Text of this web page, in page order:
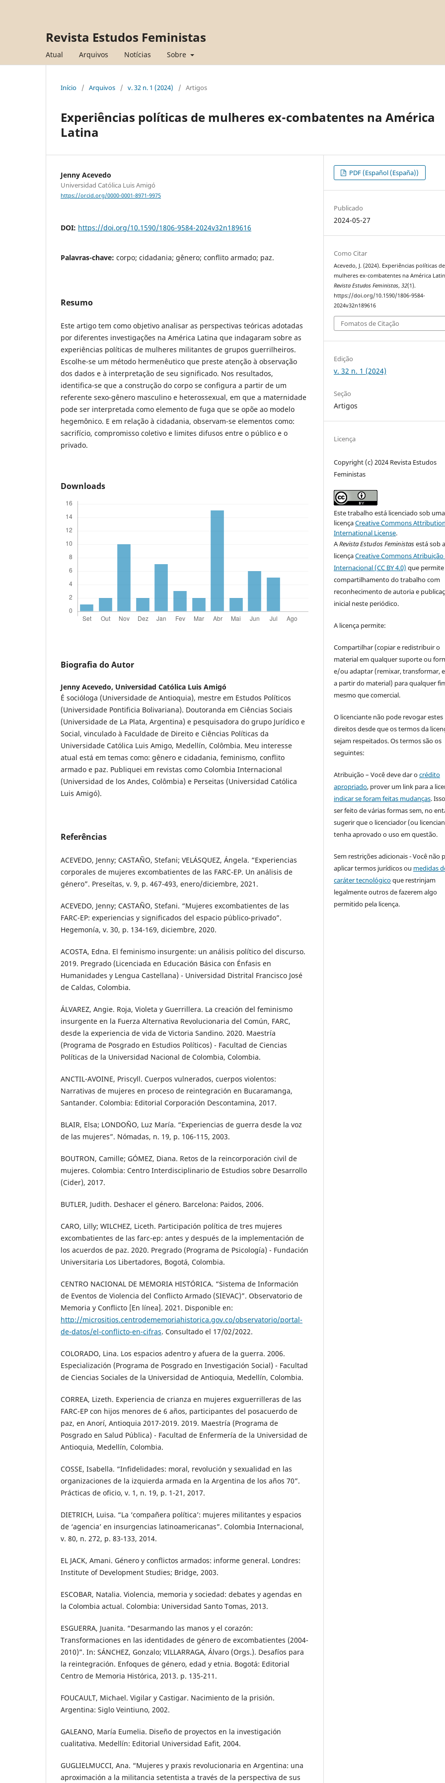
Revista Estudos Feministas
Atual Arquivos Notícias Sobre
Início / Arquivos / v. 32 n. 1 (2024) / Artigos
Experiências políticas de mulheres ex-combatentes na América
Latina
Jenny Acevedo
Universidad Católica Luis Amigó
https://orcid.org/0000-0001-8971-9975
DOI: https://doi.org/10.1590/1806-9584-2024v32n189616
Palavras-chave: corpo; cidadania; gênero; conflito armado; paz.
Resumo
Este artigo tem como objetivo analisar as perspectivas teóricas adotadas
por diferentes investigações na América Latina que indagaram sobre as
experiências políticas de mulheres militantes de grupos guerrilheiros.
Escolhe-se um método hermenêutico que preste atenção à observação
dos dados e à interpretação de seu significado. Nos resultados,
identifica-se que a construção do corpo se configura a partir de um
referente sexo-gênero masculino e heterossexual, em que a maternidade
pode ser interpretada como elemento de fuga que se opõe ao modelo
hegemônico. E em relação à cidadania, observam-se elementos como:
sacrifício, compromisso coletivo e limites difusos entre o público e o
privado.
Downloads
Biografia do Autor
Jenny Acevedo, Universidad Católica Luis Amigó
É socióloga (Universidade de Antioquia), mestre em Estudos Políticos
(Universidade Pontificia Bolivariana). Doutoranda em Ciências Sociais
(Universidade de La Plata, Argentina) e pesquisadora do grupo Jurídico e
Social, vinculado à Faculdade de Direito e Ciências Políticas da
Universidade Católica Luis Amigo, Medellín, Colômbia. Meu interesse
atual está em temas como: gênero e cidadania, feminismo, conflito
armado e paz. Publiquei em revistas como Colombia Internacional
(Universidad de los Andes, Colômbia) e Perseitas (Universidad Católica
Luis Amigó).
Referências
ACEVEDO, Jenny; CASTAÑO, Stefani; VELÁSQUEZ, Ángela. “Experiencias
corporales de mujeres excombatientes de las FARC-EP. Un análisis de
género”. Preseítas, v. 9, p. 467-493, enero/diciembre, 2021.
ACEVEDO, Jenny; CASTAÑO, Stefani. “Mujeres excombatientes de las
FARC-EP: experiencias y significados del espacio público-privado”.
Hegemonía, v. 30, p. 134-169, diciembre, 2020.
ACOSTA, Edna. El feminismo insurgente: un análisis político del discurso.
2019. Pregrado (Licenciada en Educación Básica con Énfasis en
Humanidades y Lengua Castellana) - Universidad Distrital Francisco José
de Caldas, Colombia.
ÁLVAREZ, Angie. Roja, Violeta y Guerrillera. La creación del feminismo
insurgente en la Fuerza Alternativa Revolucionaria del Común, FARC,
desde la experiencia de vida de Victoria Sandino. 2020. Maestría
(Programa de Posgrado en Estudios Políticos) - Facultad de Ciencias
Políticas de la Universidad Nacional de Colombia, Colombia.
ANCTIL-AVOINE, Priscyll. Cuerpos vulnerados, cuerpos violentos:
Narrativas de mujeres en proceso de reintegración en Bucaramanga,
Santander. Colombia: Editorial Corporación Descontamina, 2017.
BLAIR, Elsa; LONDOÑO, Luz María. “Experiencias de guerra desde la voz
de las mujeres”. Nómadas, n. 19, p. 106-115, 2003.
BOUTRON, Camille; GÓMEZ, Diana. Retos de la reincorporación civil de
mujeres. Colombia: Centro Interdisciplinario de Estudios sobre Desarrollo
(Cider), 2017.
BUTLER, Judith. Deshacer el género. Barcelona: Paidos, 2006.
CARO, Lilly; WILCHEZ, Liceth. Participación política de tres mujeres
excombatientes de las farc-ep: antes y después de la implementación de
los acuerdos de paz. 2020. Pregrado (Programa de Psicología) - Fundación
Universitaria Los Libertadores, Bogotá, Colombia.
CENTRO NACIONAL DE MEMORIA HISTÓRICA. “Sistema de Información
de Eventos de Violencia del Conflicto Armado (SIEVAC)”. Observatorio de
Memoria y Conflicto [En línea]. 2021. Disponible en:
http://micrositios.centrodememoriahistorica.gov.co/observatorio/portal-
de-datos/el-conflicto-en-cifras. Consultado el 17/02/2022.
COLORADO, Lina. Los espacios adentro y afuera de la guerra. 2006.
Especialización (Programa de Posgrado en Investigación Social) - Facultad
de Ciencias Sociales de la Universidad de Antioquia, Medellín, Colombia.
CORREA, Lizeth. Experiencia de crianza en mujeres exguerrilleras de las
FARC-EP con hijos menores de 6 años, participantes del posacuerdo de
paz, en Anorí, Antioquia 2017-2019. 2019. Maestría (Programa de
Posgrado en Salud Pública) - Facultad de Enfermería de la Universidad de
Antioquia, Medellín, Colombia.
COSSE, Isabella. “Infidelidades: moral, revolución y sexualidad en las
organizaciones de la izquierda armada en la Argentina de los años 70”.
Prácticas de oficio, v. 1, n. 19, p. 1-21, 2017.
DIETRICH, Luisa. “La ‘compañera política’: mujeres militantes y espacios
de ‘agencia’ en insurgencias latinoamericanas”. Colombia Internacional,
v. 80, n. 272, p. 83-133, 2014.
EL JACK, Amani. Género y conflictos armados: informe general. Londres:
Institute of Development Studies; Bridge, 2003.
ESCOBAR, Natalia. Violencia, memoria y sociedad: debates y agendas en
la Colombia actual. Colombia: Universidad Santo Tomas, 2013.
ESGUERRA, Juanita. “Desarmando las manos y el corazón:
Transformaciones en las identidades de género de excombatientes (2004-
2010)”. In: SÁNCHEZ, Gonzalo; VILLARRAGA, Álvaro (Orgs.). Desafíos para
la reintegración. Enfoques de género, edad y etnia. Bogotá: Editorial
Centro de Memoria Histórica, 2013. p. 135-211.
FOUCAULT, Michael. Vigilar y Castigar. Nacimiento de la prisión.
Argentina: Siglo Veintiuno, 2002.
GALEANO, María Eumelia. Diseño de proyectos en la investigación
cualitativa. Medellín: Editorial Universidad Eafit, 2004.
GUGLIELMUCCI, Ana. “Mujeres y praxis revolucionaria en Argentina: una
aproximación a la militancia setentista a través de la perspectiva de sus
PDF (Español (España))
Publicado
2024-05-27
Como Citar
Acevedo, J. (2024). Experiências políticas de
mulheres ex-combatentes na América
Revista Estudos Feministas,32(1).
https://doi.org/10.1590/1806-9584-
2024v32n189616
Fomatos de Citação
Edição
v. 32 n. 1 (2024)
Seção
Artigos
Licença
Copyright (c) 2024 Revista Estudos
Feministas
Este trabalho está licenciado sob uma
licençaCreative Commons
International License.
ARevista Estudos Feministasestá sob a
licençaCreative Commons Atribuição
Internacional (CC BY 4.0) que
compartilhamento do trabalho com
reconhecimento de autoria e
inicial neste periódico.
A licença permite:
Compartilhar (copiar e redistribuir o
material em qualquer suporte ou
e/ou adaptar (remixar, transformar,
a partir do material) para qualquer
mesmo que comercial.
O licenciante não pode revogar estes
direitos desde que os termos da
sejam respeitados. Os termos são os
seguintes:
Atribuição – Você deve dar ocrédito
apropriado, prover um link para a
indicar se foram feitas mudanças.
ser feito de várias formas sem, no
sugerir que o licenciador (ou
tenha aprovado o uso em questão.
Sem restrições adicionais - Você não
aplicar termos jurídicos ou medidas
caráter tecnológicoque restrinjam
legalmente outros de fazerem algo
permitido pela licença.